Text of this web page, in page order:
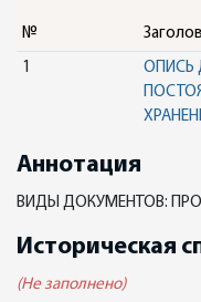
№
1
ОПИСЬ
Аннотация
ВИДЫ ДОКУМЕНТОВ:
Историческая
(Не заполнено)